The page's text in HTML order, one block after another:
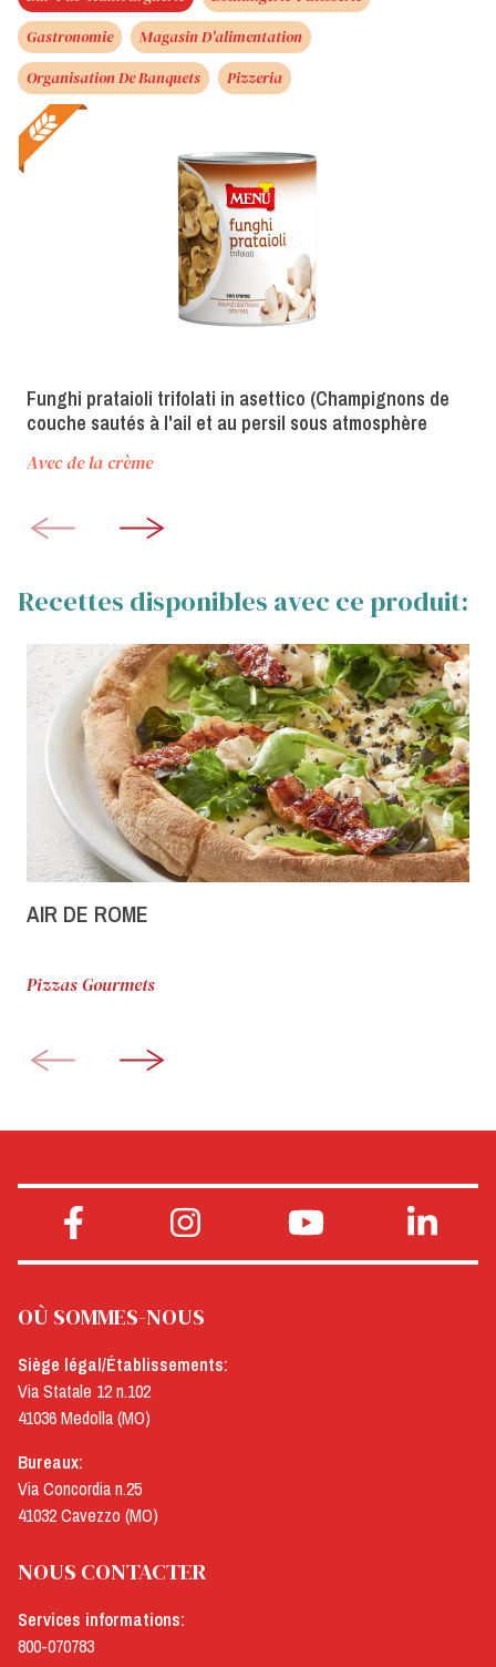
Gastronomie
Magasin D'alimentation
Organisation De Banquets
Pizzeria
Funghi prataioli trifolati in asettico (Champignons de
couche sautés à l'ail et au persil sous atmosphère
Avec de la crème
Recettes disponibles avec ce produit:
AIR DE ROME
Pizzas Gourmets
OÙ SOMMES-NOUS
Siège légal/Établissements:
Via Statale 12 n.102
41036 Medolla (MO)
Bureaux:
Via Concordia n.25
41032 Cavezzo (MO)
NOUS CONTACTER
Services informations:
800-070783